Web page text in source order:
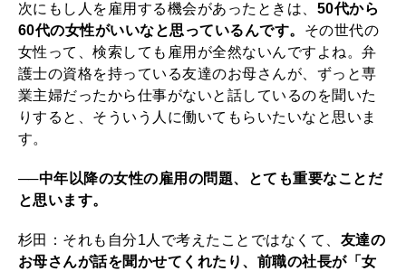
次にもし人を雇用する機会があったときは、 50代から
60代の女性がいいなと思っているんです。 その世代の
女性って、検索しても雇用が全然ないんですよね。弁
護士の資格を持っている友達のお母さんが、ずっと専
業主婦だったから仕事がないと話しているのを聞いた
りすると、そういう人に働いてもらいたいなと思いま
す。
──中年以降の女性の雇用の問題、とても重要なことだ
と思います。
杉田：それも自分1人で考えたことではなくて、 友達の
お母さんが話を聞かせてくれたり、前職の社長が「女